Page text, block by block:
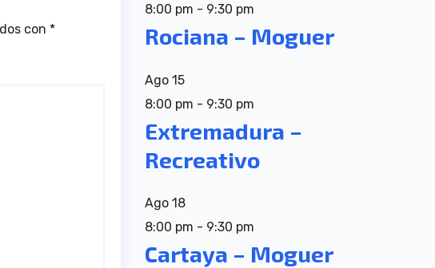
con *
8:00 pm - 9:30 pm
Rociana – Moguer
Ago 15
8:00 pm - 9:30 pm
Extremadura –
Recreativo
Ago 18
8:00 pm - 9:30 pm
Cartaya – Moguer